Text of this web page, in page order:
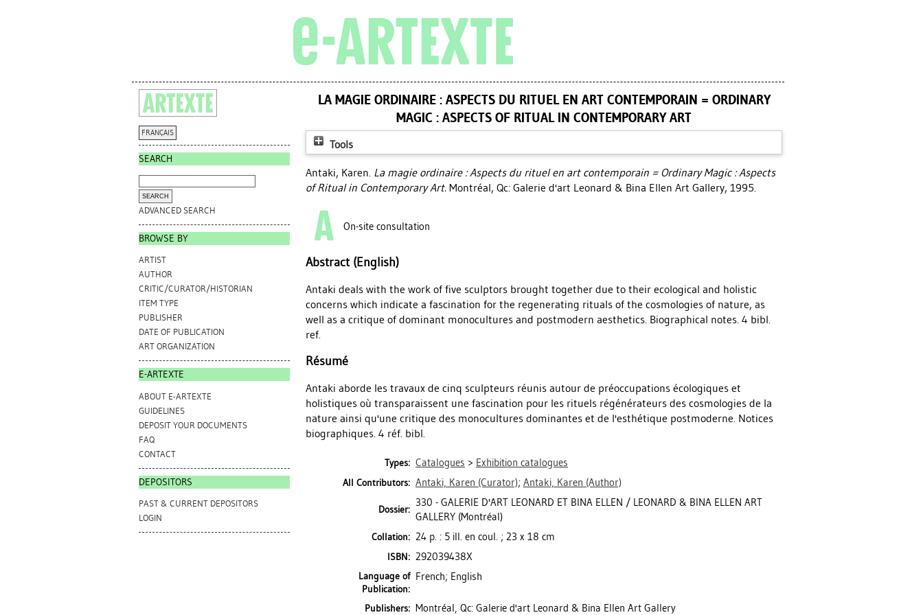
FRANÇAIS
SEARCH
ADVANCED SEARCH
BROWSE BY
ARTIST
AUTHOR
CRITIC/CURATOR/HISTORIAN
ITEM TYPE
PUBLISHER
DATE OF PUBLICATION
ART ORGANIZATION
E-ARTEXTE
ABOUT E-ARTEXTE
GUIDELINES
DEPOSIT YOUR DOCUMENTS
FAQ
CONTACT
DEPOSITORS
PAST & CURRENT DEPOSITORS
LOGIN
LA MAGIE ORDINAIRE : ASPECTS DU RITUEL EN ART CONTEMPORAIN = ORDINARY
MAGIC : ASPECTS OF RITUAL IN CONTEMPORARY ART
Tools
Antaki, Karen. La magie ordinaire : Aspects du rituel en art contemporain = Ordinary Magic : Aspects
of Ritual in Contemporary Art. Montréal, Qc: Galerie d'art Leonard & Bina Ellen Art Gallery, 1995.
On-site consultation
Abstract (English)
Antaki deals with the work of five sculptors brought together due to their ecological and holistic
concerns which indicate a fascination for the regenerating rituals of the cosmologies of nature, as
well as a critique of dominant monocultures and postmodern aesthetics. Biographical notes. 4 bibl.
ref.
Résumé
Antaki aborde les travaux de cinq sculpteurs réunis autour de préoccupations écologiques et
holistiques où transparaissent une fascination pour les rituels régénérateurs des cosmologies de la
nature ainsi qu'une critique des monocultures dominantes et de l'esthétique postmoderne. Notices
biographiques. 4 réf. bibl.
Types: Catalogues > Exhibition catalogues
All Contributors: Antaki, Karen (Curator); Antaki, Karen (Author)
Dossier:
330 - GALERIE D'ART LEONARD ET BINA ELLEN / LEONARD & BINA ELLEN ART
GALLERY (Montréal)
Collation: 24 p. : 5 ill. en coul. ; 23 x 18 cm
ISBN: 292039438X
Language of
Publication:
French; English
Publishers: Montréal, Qc: Galerie d'art Leonard & Bina Ellen Art Gallery